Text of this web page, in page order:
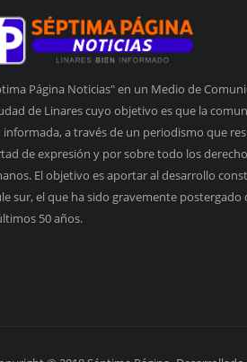
Página Noticias" en un Medio de
de Linares cuyo objetivo es que la
informada, a través de un periodismo que
de expresión y por sobre todo los
El objetivo es aportar al desarrollo
sur, el que ha sido gravemente postergado
50 años.